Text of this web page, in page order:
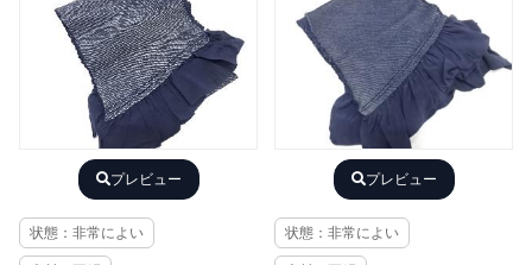
プレビュー
状態：非常によい
プレビュー
状態：非常によい